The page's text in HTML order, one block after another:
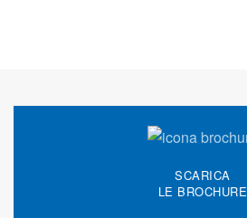
SCARICA
LE BROCHURE